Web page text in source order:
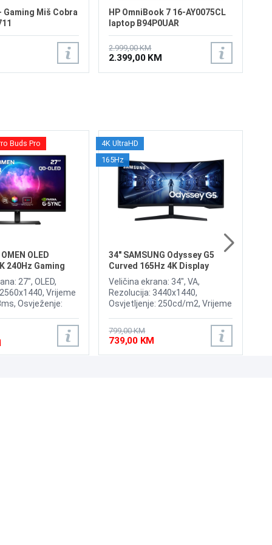
Gaming Miš Cobra
HP OmniBook 7 16-AY0075CL
laptop B94P0UAR
REFURBISHED
2.999,00 KM
2.399,00 KM
Buds Pro
OLED
240Hz Gaming
27", OLED,
Vrijeme
Osvježenje:
200nits, Adaptive
G-Sync, HyperX
Priključci:
DisplayPort 1.4
4K UltraHD
165Hz
34" SAMSUNG Odyssey G5
Curved 165Hz 4K Display
LC34G55TWWPXEN
Veličina ekrana: 34", VA,
Rezolucija: 3440x1440,
Osvjetljenje: 250cd/m2, Vrijeme
Premium, Priključci: HDMI,
DisplayPort
799,00 KM
739,00 KM